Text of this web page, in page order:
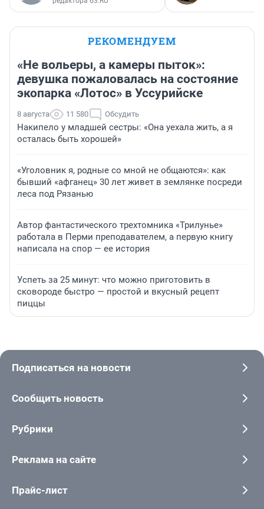
РЕКОМЕНДУЕМ
«Не вольеры, а камеры пыток»:
девушка пожаловалась на состояние
экопарка «Лотос» в Уссурийске
8 августа 11 580 Обсудить
Накипело у младшей сестры: «Она уехала жить, а я
осталась быть хорошей»
«Уголовник я, родные со мной не общаются»: как
бывший «афганец» 30 лет живет в землянке посреди
леса под Рязанью
Автор фантастического трехтомника «Трилунье»
работала в Перми преподавателем, а первую книгу
написала на спор — ее история
Успеть за 25 минут: что можно приготовить в
сковороде быстро — простой и вкусный рецепт
пиццы
Подписаться на новости
Сообщить новость
Рубрики
Реклама на сайте
Прайс-лист